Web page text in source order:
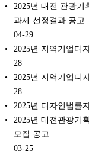
2025년 대전 관광
과제 선정결과 공고
04-29
2025년 지역기업디
28
2025년 지역기업디
28
2025년 디자인법률
2025년 대전관광기
모집 공고
03-25